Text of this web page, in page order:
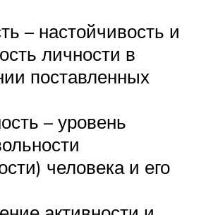
– настойчивость и
личности в
поставленных
– уровень
человека и его